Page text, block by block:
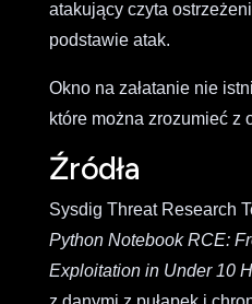
atakujący czyta
podstawie atak.
Okno na załatanie nie
które można zrozumieć z
Źródła
Sysdig Threat Research
Python Notebook RCE:
Exploitation in Under 10